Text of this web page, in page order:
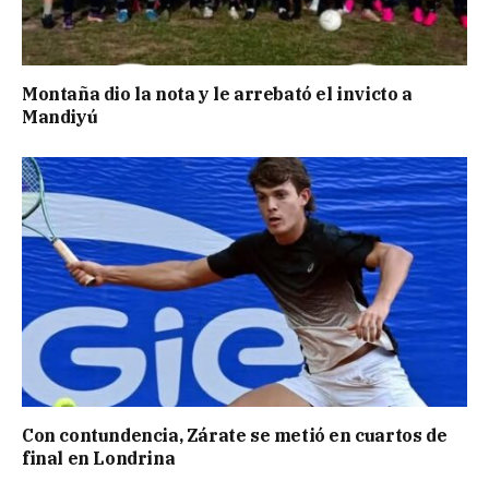
Montaña dio la nota y le arrebató el invicto a
Mandiyú
Con contundencia, Zárate se metió en cuartos de
final en Londrina